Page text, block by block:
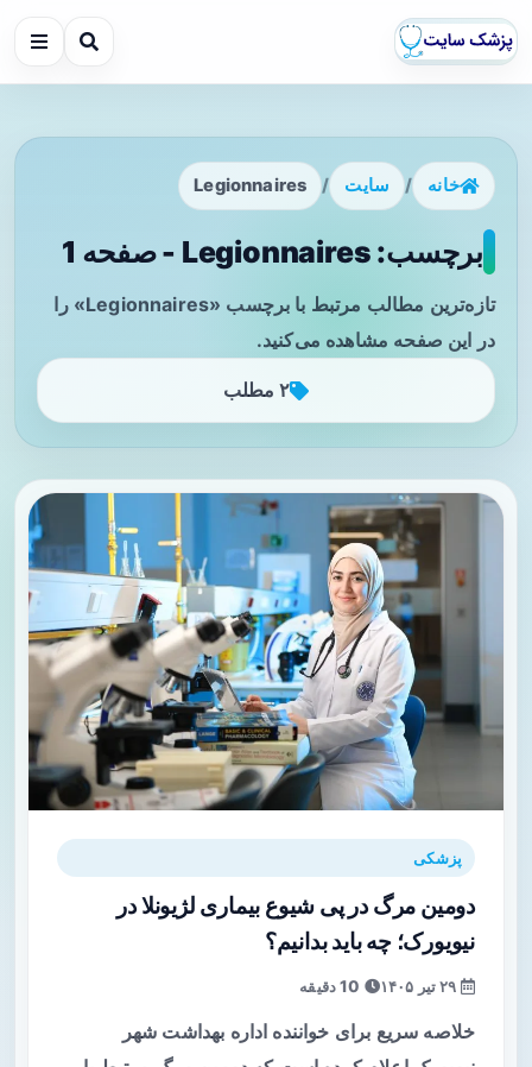
خانه / سایت /
Legionnaires
برچسب: Legionnaires - صفحه 1
تازه‌ترین مطالب مرتبط با برچسب «Legionnaires» را
در این صفحه مشاهده می‌کنید.
۲ مطلب
پزشکی
دومین مرگ در پی شیوع بیماری لژیونلا در
نیویورک؛ چه باید بدانیم؟
خلاصه سریع برای خواننده اداره بهداشت شهر